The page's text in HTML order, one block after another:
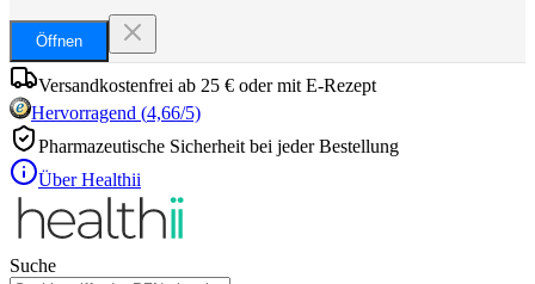
Öffnen
Versandkostenfrei ab 25 € oder mit E-Rezept
Hervorragend (4,66/5)
Pharmazeutische Sicherheit bei jeder Bestellung
Über Healthii
Suche